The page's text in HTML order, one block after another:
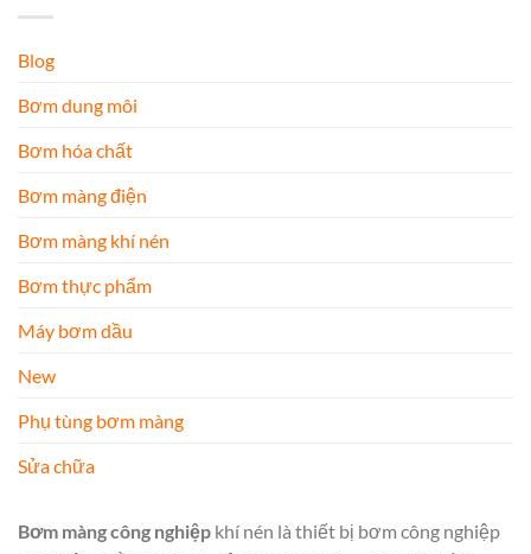
Blog
Bơm dung môi
Bơm hóa chất
Bơm màng điện
Bơm màng khí nén
Bơm thực phẩm
Máy bơm dầu
New
Phụ tùng bơm màng
Sửa chữa
Bơm màng công nghiệp khí nén là thiết bị bơm công nghiệp